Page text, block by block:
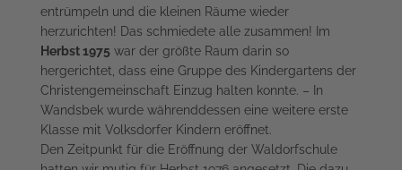
entrümpeln und die kleinen Räume wieder
herzurichten! Das schmiedete alle zusammen! Im
Herbst 1975 war der größte Raum darin so
hergerichtet, dass eine Gruppe des Kindergartens der
Christengemeinschaft Einzug halten konnte. – In
Wandsbek wurde währenddessen eine weitere erste
Klasse mit Volksdorfer Kindern eröffnet.
Den Zeitpunkt für die Eröffnung der Waldorfschule